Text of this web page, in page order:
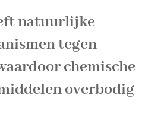
natuurlijke
tegen
chemische
overbodig